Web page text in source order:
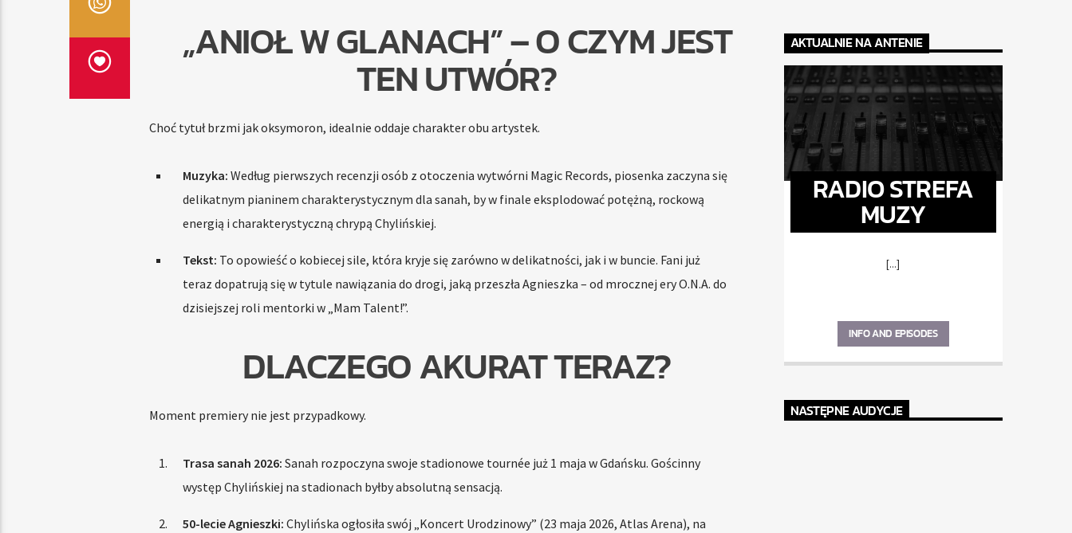
„ANIOŁ W GLANACH” – O CZYM JEST
TEN UTWÓR?
Choć tytuł brzmi jak oksymoron, idealnie oddaje charakter obu artystek.
Muzyka: Według pierwszych recenzji osób z otoczenia wytwórni Magic Records, piosenka zaczyna się
delikatnym pianinem charakterystycznym dla sanah, by w finale eksplodować potężną, rockową
energią i charakterystyczną chrypą Chylińskiej.
Tekst: To opowieść o kobiecej sile, która kryje się zarówno w delikatności, jak i w buncie. Fani już
teraz dopatrują się w tytule nawiązania do drogi, jaką przeszła Agnieszka – od mrocznej ery O.N.A. do
dzisiejszej roli mentorki w „Mam Talent!”.
DLACZEGO AKURAT TERAZ?
Moment premiery nie jest przypadkowy.
Trasa sanah 2026: Sanah rozpoczyna swoje stadionowe tournée już 1 maja w Gdańsku. Gościnny
występ Chylińskiej na stadionach byłby absolutną sensacją.
50-lecie Agnieszki: Chylińska ogłosiła swój „Koncert Urodzinowy” (23 maja 2026, Atlas Arena), na
AKTUALNIE NA ANTENIE
RADIO STREFA
MUZY
[...]
INFO AND EPISODES
NASTĘPNE AUDYCJE